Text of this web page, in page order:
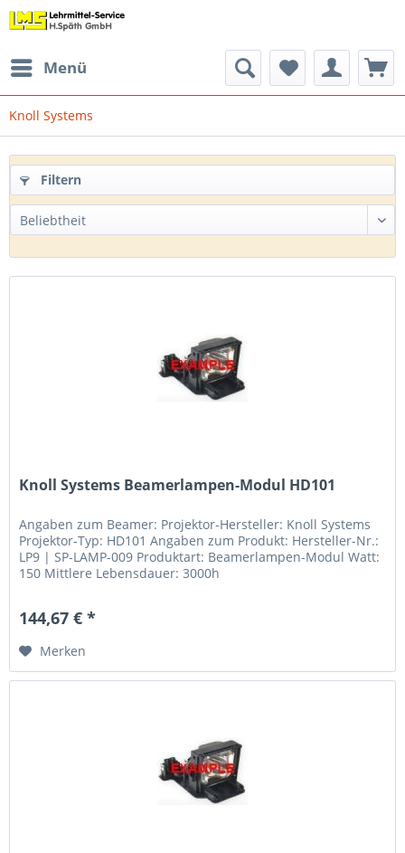
Menü
Knoll Systems
Filtern
Knoll Systems Beamerlampen-Modul HD101
Angaben zum Beamer: Projektor-Hersteller: Knoll Systems
Projektor-Typ: HD101 Angaben zum Produkt: Hersteller-Nr.:
LP9 | SP-LAMP-009 Produktart: Beamerlampen-Modul Watt:
150 Mittlere Lebensdauer: 3000h
144,67 € *
Merken